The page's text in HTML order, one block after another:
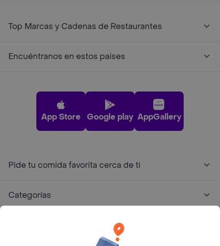
Top Marcas y Cadenas de Restaurantes
Encuéntranos en estos países
App Store Google play AppGallery
Pide tu comida favorita cerca de ti
Categorías